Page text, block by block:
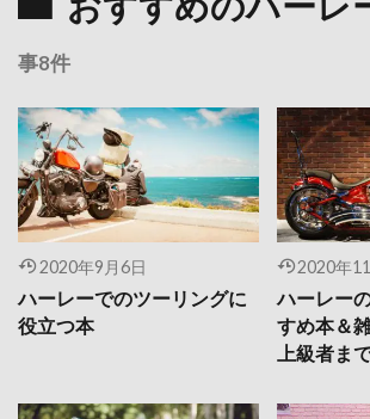
事8件
2020年9月6日
ハーレーでのツーリングに
役立つ本
2020年
ハーレー
すめ本＆
上級者ま